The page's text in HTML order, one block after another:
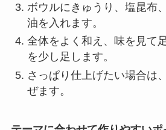
ボウルにきゅうり、塩昆布
油を入れます。
全体をよく和え、味を見て
を少し足します。
さっぱり仕上げたい場合は
ぜます。